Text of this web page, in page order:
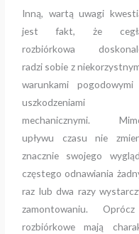
Inną, wartą uwagi
jest fakt, że
rozbiórkowa
radzi sobie z
warunkami
uszkodzeniami
mechanicznymi.
upływu czasu nie
znacznie swojego
częstego odnawiania
raz lub dwa razy
zamontowaniu.
rozbiórkowe mają